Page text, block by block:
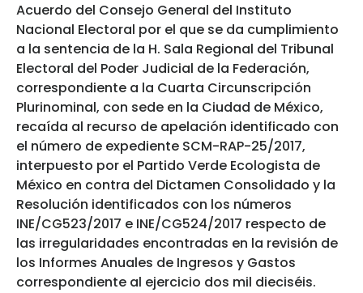
Acuerdo del Consejo General del Instituto
Nacional Electoral por el que se da cumplimiento
a la sentencia de la H. Sala Regional del Tribunal
Electoral del Poder Judicial de la Federación,
correspondiente a la Cuarta Circunscripción
Plurinominal, con sede en la Ciudad de México,
recaída al recurso de apelación identificado con
el número de expediente SCM-RAP-25/2017,
interpuesto por el Partido Verde Ecologista de
México en contra del Dictamen Consolidado y la
Resolución identificados con los números
INE/CG523/2017 e INE/CG524/2017 respecto de
las irregularidades encontradas en la revisión de
los Informes Anuales de Ingresos y Gastos
correspondiente al ejercicio dos mil dieciséis.